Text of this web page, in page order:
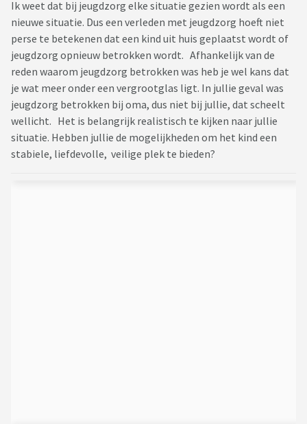
Ik weet dat bij jeugdzorg elke situatie gezien wordt als een
nieuwe situatie. Dus een verleden met jeugdzorg hoeft niet
perse te betekenen dat een kind uit huis geplaatst wordt of
jeugdzorg opnieuw betrokken wordt. Afhankelijk van de
reden waarom jeugdzorg betrokken was heb je wel kans dat
je wat meer onder een vergrootglas ligt. In jullie geval was
jeugdzorg betrokken bij oma, dus niet bij jullie, dat scheelt
wellicht. Het is belangrijk realistisch te kijken naar jullie
situatie. Hebben jullie de mogelijkheden om het kind een
stabiele, liefdevolle, veilige plek te bieden?